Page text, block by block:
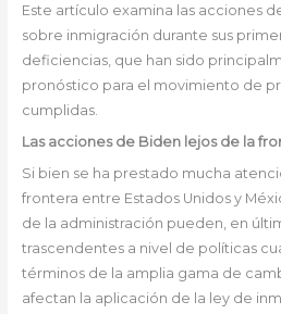
Este artículo examina las acciones
sobre inmigración durante sus
deficiencias, que han sido
pronóstico para el movimiento de
cumplidas.
Las acciones de Biden lejos de la
Si bien se ha prestado mucha
frontera entre Estados Unidos y
de la administración pueden, en
trascendentes a nivel de políticas
términos de la amplia gama de
afectan la aplicación de la ley de